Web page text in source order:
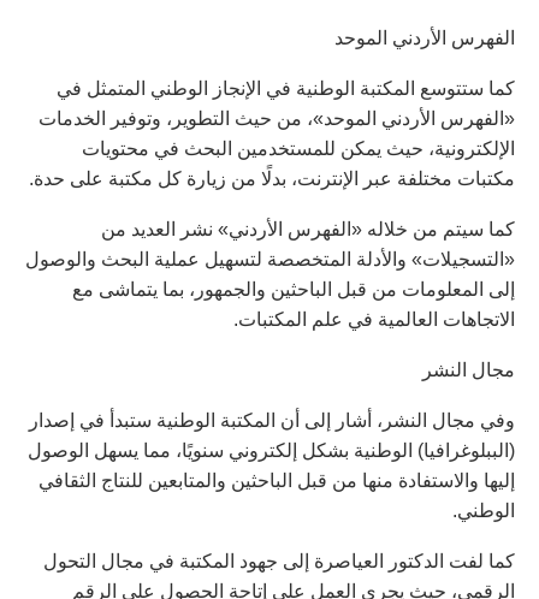
الفهرس الأردني الموحد
كما ستتوسع المكتبة الوطنية في الإنجاز الوطني المتمثل في
«الفهرس الأردني الموحد»، من حيث التطوير، وتوفير الخدمات
الإلكترونية، حيث يمكن للمستخدمين البحث في محتويات
مكتبات مختلفة عبر الإنترنت، بدلًا من زيارة كل مكتبة على حدة.
كما سيتم من خلاله «الفهرس الأردني» نشر العديد من
«التسجيلات» والأدلة المتخصصة لتسهيل عملية البحث والوصول
إلى المعلومات من قبل الباحثين والجمهور، بما يتماشى مع
الاتجاهات العالمية في علم المكتبات.
مجال النشر
وفي مجال النشر، أشار إلى أن المكتبة الوطنية ستبدأ في إصدار
(الببلوغرافيا) الوطنية بشكل إلكتروني سنويًا، مما يسهل الوصول
إليها والاستفادة منها من قبل الباحثين والمتابعين للنتاج الثقافي
الوطني.
كما لفت الدكتور العياصرة إلى جهود المكتبة في مجال التحول
الرقمي، حيث يجري العمل على إتاحة الحصول على الرقم